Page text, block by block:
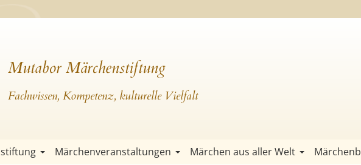
Mutabor Märchenstiftung
Fachwissen, Kompetenz, kulturelle Vielfalt
Märchenveranstaltungen Märchen aus aller Welt